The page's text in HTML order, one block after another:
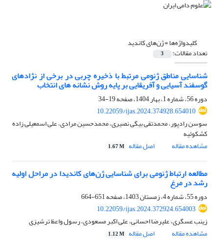
کلیدواژه‌ها =ژن‌های کاندید
تعداد مقالات: 3
شناسایی مناطق ژنومی مرتبط با ذخیره چربی در برخی از نژادهای
گوسفند آسیایی و آفریقایی بر پایه روش نشانه های انتخاب
دوره 56، شماره 1، بهار 1404، صفحه
19-34
10.22059/ijas.2024.374928.654010
سوسن رادپور، محمدتقی بیگی نصیری، محمدحسین مرادی، علی اسمعیلی زاده
کشکوئیه
مشاهده مقاله
اصل مقاله 1.67 M
مطالعه ارتباط ژنومی برای شناسایی ژن‌های کاندیدا در مراحل اولیه
رشد در مرغ
دوره 55، شماره 4، زمستان 1403، صفحه
651-664
10.22059/ijas.2024.372924.654003
زینب عسگری، علیرضا احسانی، علی اکبر مسعودی، رسول واعظ ترشیزی
مشاهده مقاله
اصل مقاله 1.12 M